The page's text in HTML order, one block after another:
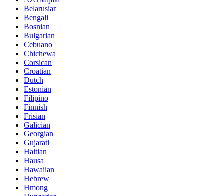
Belarusian
Bengali
Bosnian
Bulgarian
Cebuano
Chichewa
Corsican
Croatian
Dutch
Estonian
Filipino
Finnish
Frisian
Galician
Georgian
Gujarati
Haitian
Hausa
Hawaiian
Hebrew
Hmong